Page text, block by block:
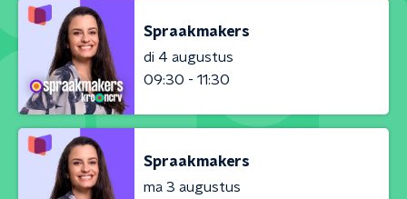
Spraakmakers
di 4 augustus
09:30 - 11:30
Spraakmakers
ma 3 augustus